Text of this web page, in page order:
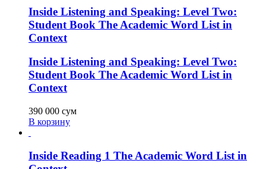
Inside Listening and Speaking: Level Two:
Student Book The Academic Word List in
Context
Inside Listening and Speaking: Level Two:
Student Book The Academic Word List in
Context
390 000 сум
В корзину
Inside Reading 1 The Academic Word List in